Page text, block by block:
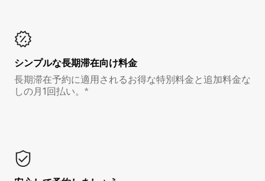
シンプルな長期滞在向け料金
長期滞在予約に適用されるお得な特別料金と追加料金な
しの月1回払い。*